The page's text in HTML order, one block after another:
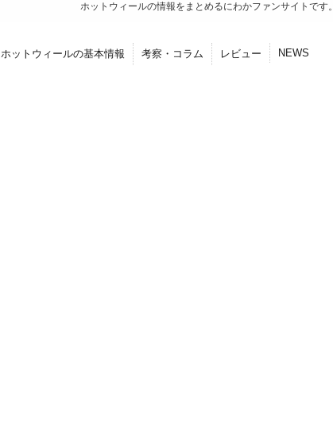
ホットウィールの情報をまとめるにわかファンサイトです。
ホットウィールの基本情報 考察・コラム レビュー NEWS